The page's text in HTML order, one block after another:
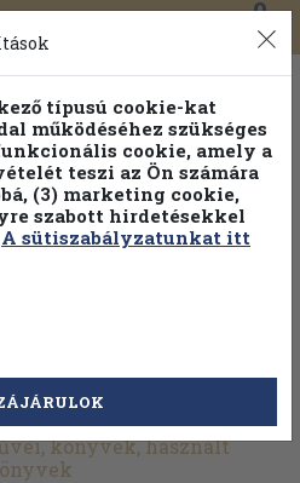
0
könyvek, használt
típusú cookie-kat
működéséhez szükséges
cookie, amely a
teszi az Ön számára
(3) marketing cookie,
szabott hirdetésekkel
A sütiszabályzatunkat itt